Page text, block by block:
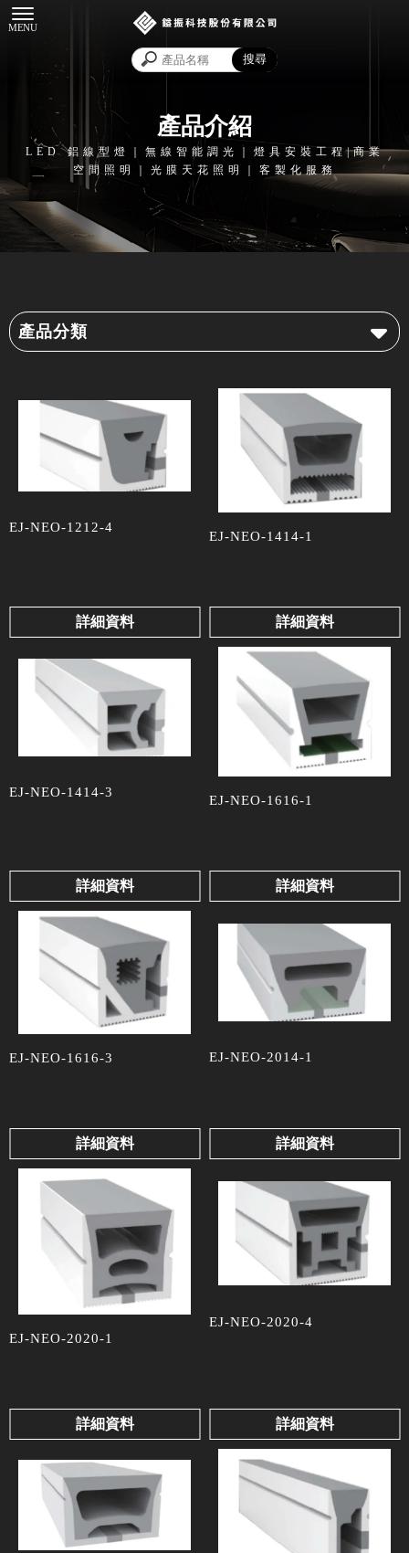
產品介紹
產品分類
EJ-NEO-1212-4
詳細資料
EJ-NEO-1414-1
詳細資料
EJ-NEO-1414-3
詳細資料
EJ-NEO-1616-1
詳細資料
EJ-NEO-1616-3
詳細資料
EJ-NEO-2014-1
詳細資料
EJ-NEO-2020-1
詳細資料
EJ-NEO-2020-4
詳細資料